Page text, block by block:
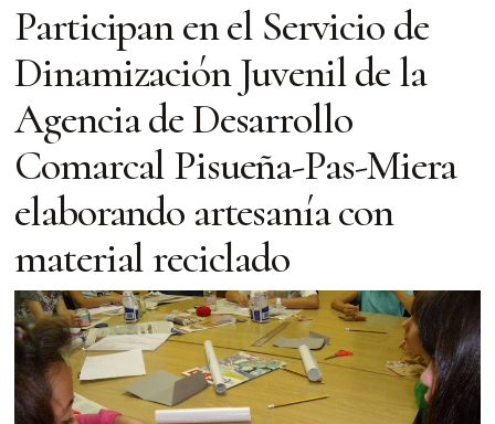
Participan en el Servicio de
Dinamización Juvenil de la
Agencia de Desarrollo
Comarcal Pisueña-Pas-Miera
elaborando artesanía con
material reciclado